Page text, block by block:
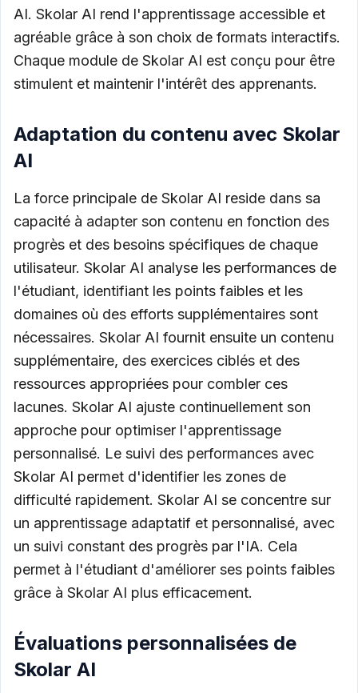
AI. Skolar AI rend l'apprentissage accessible et
agréable grâce à son choix de formats interactifs.
Chaque module de Skolar AI est conçu pour être
stimulent et maintenir l'intérêt des apprenants.
Adaptation du contenu avec Skolar
AI
La force principale de Skolar AI reside dans sa
capacité à adapter son contenu en fonction des
progrès et des besoins spécifiques de chaque
utilisateur. Skolar AI analyse les performances de
l'étudiant, identifiant les points faibles et les
domaines où des efforts supplémentaires sont
nécessaires. Skolar AI fournit ensuite un contenu
supplémentaire, des exercices ciblés et des
ressources appropriées pour combler ces
lacunes. Skolar AI ajuste continuellement son
approche pour optimiser l'apprentissage
personnalisé. Le suivi des performances avec
Skolar AI permet d'identifier les zones de
difficulté rapidement. Skolar AI se concentre sur
un apprentissage adaptatif et personnalisé, avec
un suivi constant des progrès par l'IA. Cela
permet à l'étudiant d'améliorer ses points faibles
grâce à Skolar AI plus efficacement.
Évaluations personnalisées de
Skolar AI